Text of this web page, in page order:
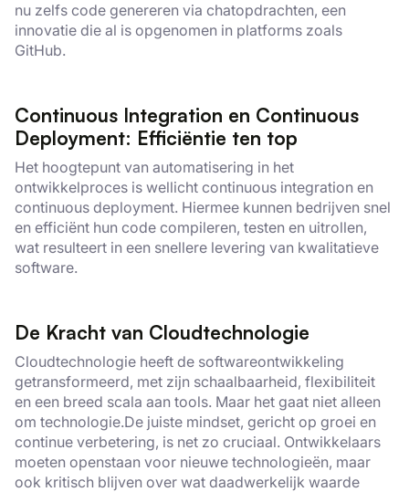
nu zelfs code genereren via chatopdrachten, een
innovatie die al is opgenomen in platforms zoals
GitHub.
Continuous Integration en Continuous
Deployment: Efficiëntie ten top
Het hoogtepunt van automatisering in het
ontwikkelproces is wellicht continuous integration en
continuous deployment. Hiermee kunnen bedrijven snel
en efficiënt hun code compileren, testen en uitrollen,
wat resulteert in een snellere levering van kwalitatieve
software.
De Kracht van Cloudtechnologie
Cloudtechnologie heeft de softwareontwikkeling
getransformeerd, met zijn schaalbaarheid, flexibiliteit
en een breed scala aan tools. Maar het gaat niet alleen
om technologie.De juiste mindset, gericht op groei en
continue verbetering, is net zo cruciaal. Ontwikkelaars
moeten openstaan voor nieuwe technologieën, maar
ook kritisch blijven over wat daadwerkelijk waarde